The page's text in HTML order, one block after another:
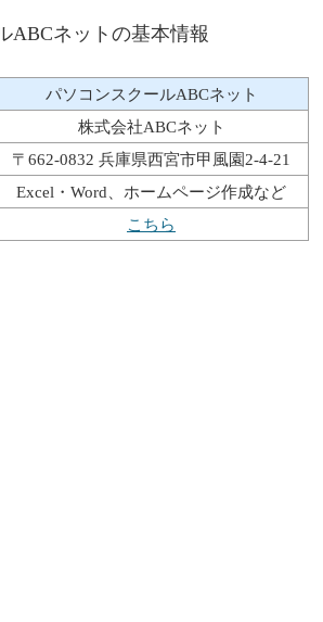
ABCネットの基本情報
パソコンスクールABCネット
株式会社ABCネット
〒662-0832 兵庫県西宮市甲風園2-4-21
Excel・Word、ホームページ作成など
こちら